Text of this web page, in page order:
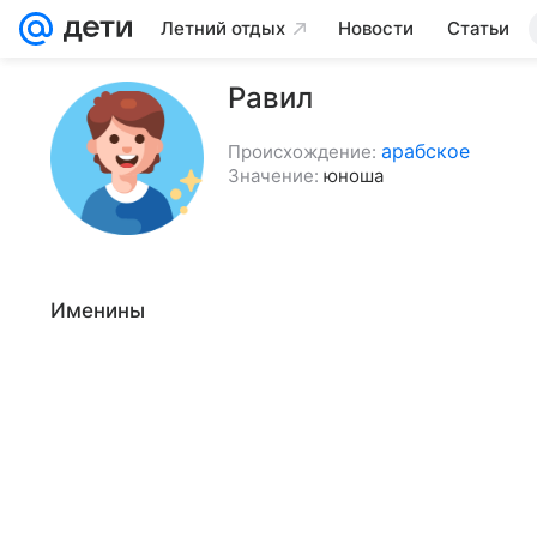
Летний отдых Новости Статьи
Равил
Происхождение: арабское
Значение: юноша
Именины